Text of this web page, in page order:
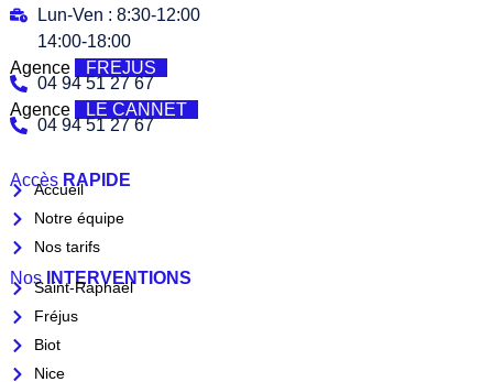
Lun-Ven : 8:30-12:00
14:00-18:00
Agence
FREJUS
04 94 51 27 67
Agence
LE CANNET
04 94 51 27 67
Accès RAPIDE
Accueil
Notre équipe
Nos tarifs
Nos INTERVENTIONS
Saint-Raphaël
Fréjus
Biot
Nice